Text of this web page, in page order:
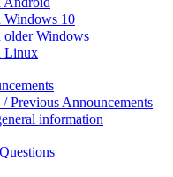
10
Windows
Linux
Previous Announcements
information